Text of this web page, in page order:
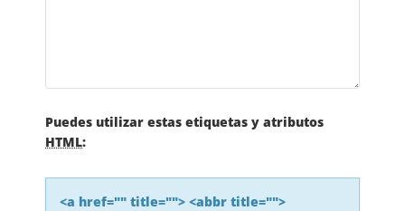
Ó
N
D
Puedes utilizar estas etiquetas y atributos
HTML:
<a href="" title=""> <abbr title="">